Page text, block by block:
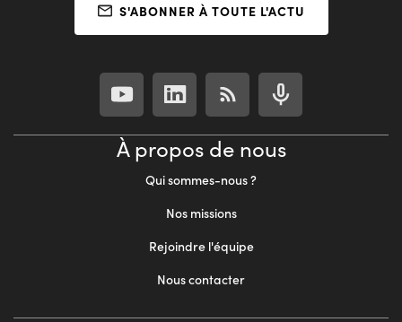
S'ABONNER À TOUTE L'ACTU
À propos de nous
Qui sommes-nous ?
Nos missions
Rejoindre l'équipe
Nous contacter